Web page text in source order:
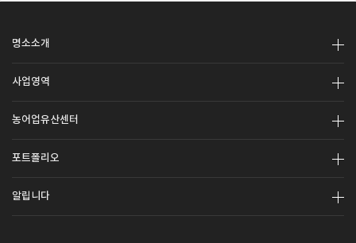
명소소개
사업영역
농어업유산센터
포트폴리오
알립니다